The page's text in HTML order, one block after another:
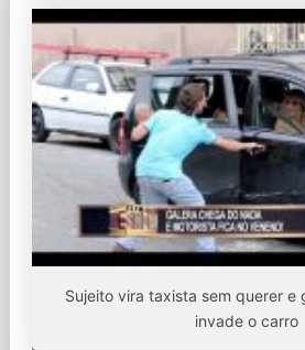
Sujeito vira taxista sem querer e
invade o carro